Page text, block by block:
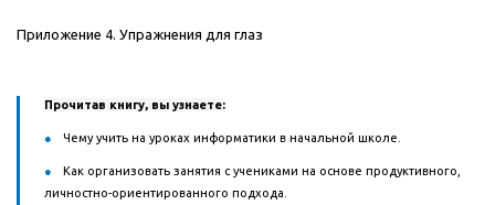
Приложение 4. Упражнения для глаз
Прочитав книгу, вы узнаете:
Чему учить на уроках информатики в начальной школе.
Как организовать занятия с учениками на основе продуктивного,
личностно-ориентированного подхода.